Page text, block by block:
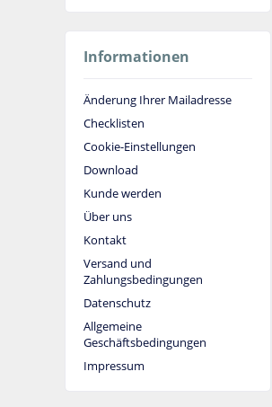
Informationen
Änderung Ihrer Mailadresse
Checklisten
Cookie-Einstellungen
Download
Kunde werden
Über uns
Kontakt
Versand und
Zahlungsbedingungen
Datenschutz
Allgemeine
Geschäftsbedingungen
Impressum